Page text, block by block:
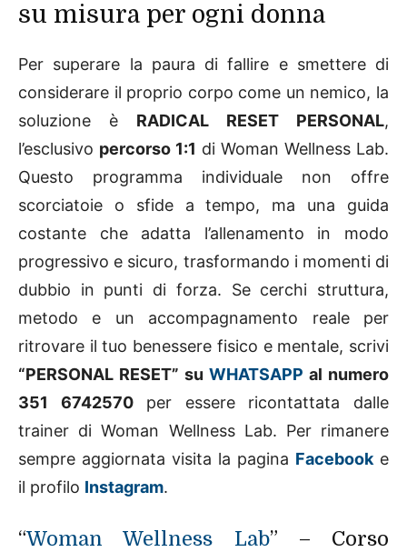
su misura per ogni donna
Per superare la paura di fallire e smettere di
considerare il proprio corpo come un nemico, la
soluzione è RADICAL RESET PERSONAL,
l’esclusivo percorso 1:1 di Woman Wellness Lab.
Questo programma individuale non offre
scorciatoie o sfide a tempo, ma una guida
costante che adatta l’allenamento in modo
progressivo e sicuro, trasformando i momenti di
dubbio in punti di forza. Se cerchi struttura,
metodo e un accompagnamento reale per
ritrovare il tuo benessere fisico e mentale, scrivi
“PERSONAL RESET” su WHATSAPP al numero
351 6742570per essere ricontattata dalle
trainer di Woman Wellness Lab. Per rimanere
sempre aggiornata visita la pagina Facebooke
il profilo Instagram.
“Woman Wellness Lab” – Corso